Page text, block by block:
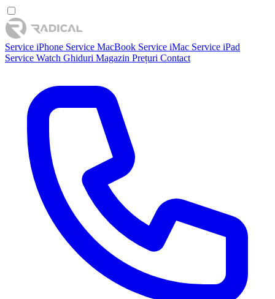
Service iPhone Service MacBook Service iMac Service iPad
Service Watch Ghiduri Magazin Prețuri Contact